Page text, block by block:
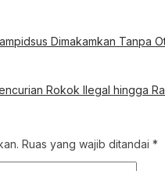
Dimakamkan Tanpa
Rokok Ilegal hingga
Ruas yang wajib ditandai *